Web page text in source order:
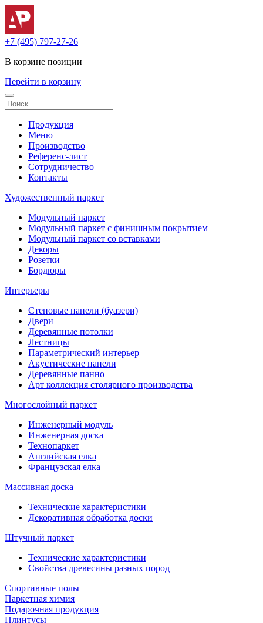
+7 (495) 797-27-26
В корзине позиции
Перейти в корзину
Продукция
Меню
Производство
Референс-лист
Сотрудничество
Контакты
Художественный паркет
Модульный паркет
Модульный паркет с финишным покрытием
Модульный паркет со вставками
Декоры
Розетки
Бордюры
Интерьеры
Стеновые панели (буазери)
Двери
Деревянные потолки
Лестницы
Параметрический интерьер
Акустические панели
Деревянные панно
Арт коллекция столярного производства
Многослойный паркет
Инженерный модуль
Инженерная доска
Технопаркет
Английская елка
Французская елка
Массивная доска
Технические характеристики
Декоративная обработка доски
Штучный паркет
Технические характеристики
Свойства древесины разных пород
Спортивные полы
Паркетная химия
Подарочная продукция
Плинтусы